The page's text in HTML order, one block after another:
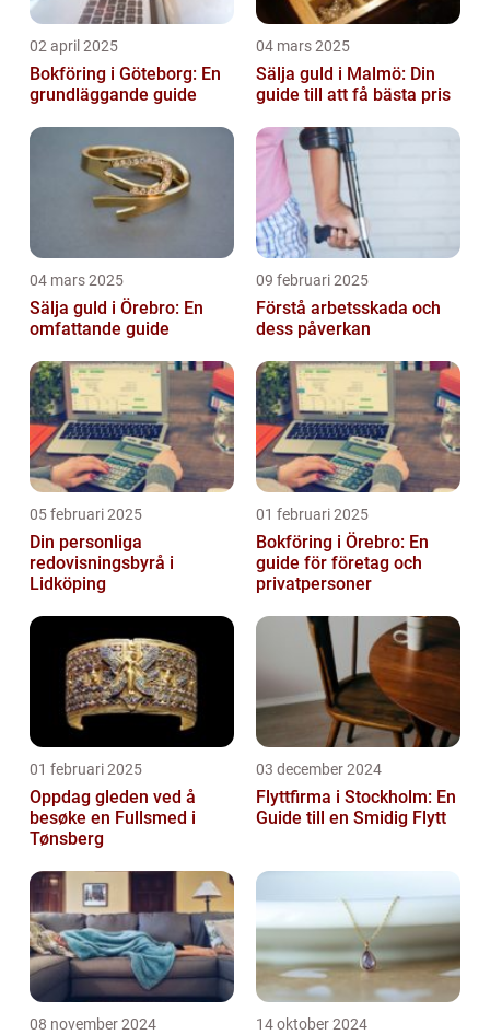
02 april 2025
Bokföring i Göteborg: En
grundläggande guide
04 mars 2025
Sälja guld i Malmö: Din
guide till att få bästa pris
04 mars 2025
Sälja guld i Örebro: En
omfattande guide
09 februari 2025
Förstå arbetsskada och
dess påverkan
05 februari 2025
Din personliga
redovisningsbyrå i
Lidköping
01 februari 2025
Bokföring i Örebro: En
guide för företag och
privatpersoner
01 februari 2025
Oppdag gleden ved å
besøke en Fullsmed i
Tønsberg
03 december 2024
Flyttfirma i Stockholm: En
Guide till en Smidig Flytt
08 november 2024 14 oktober 2024